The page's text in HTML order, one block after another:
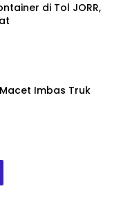
di Tol JORR,
Imbas Truk